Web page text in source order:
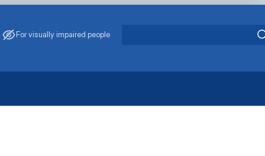
For visually impaired people
Saving